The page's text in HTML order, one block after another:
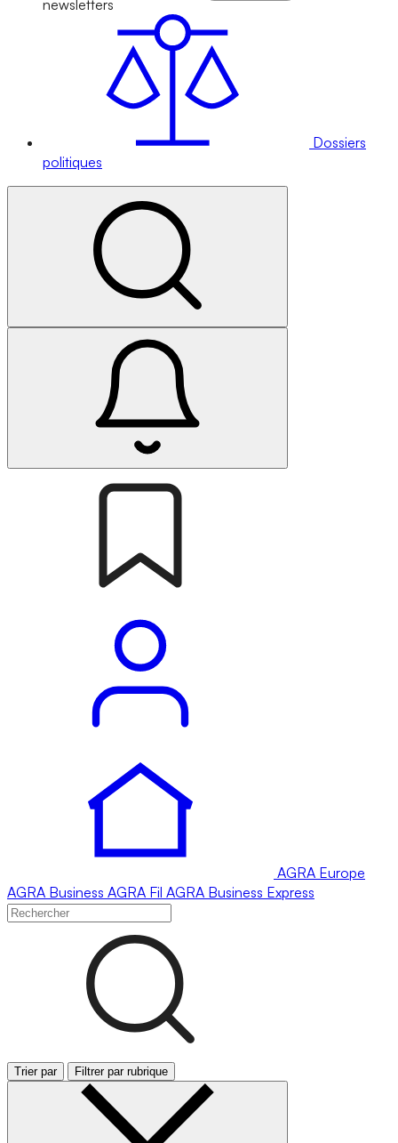
newsletters
Dossiers
politiques
AGRA Europe
AGRA Business AGRA Fil AGRA Business Express
Trier par Filtrer par rubrique